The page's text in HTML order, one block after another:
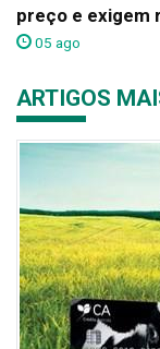
preço e exigem
05 ago
ARTIGOS